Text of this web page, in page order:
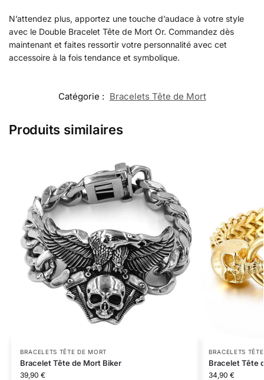
N’attendez plus, apportez une touche d’audace à votre style
avec le Double Bracelet Tête de Mort Or. Commandez dès
maintenant et faites ressortir votre personnalité avec cet
accessoire à la fois tendance et symbolique.
Catégorie : Bracelets Tête de Mort
Produits similaires
BRACELETS TÊTE DE MORT
Bracelet Tête de Mort Biker
39,90 €
BRACELETS
Bracelet Tête
34,90 €